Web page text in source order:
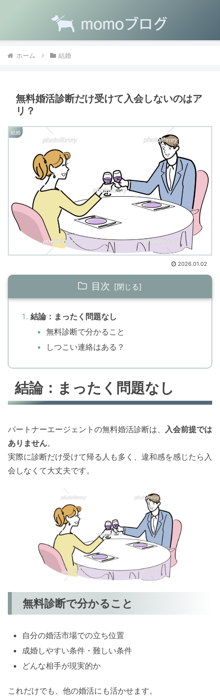
ホーム 結婚
無料婚活診断だけ受けて入会しないのはア
リ？
結婚
2026.01.02
目次
結論：まったく問題なし
無料診断で分かること
しつこい連絡はある？
結論：まったく問題なし
パートナーエージェントの無料婚活診断は、 入会前提では
ありません。
実際に診断だけ受けて帰る人も多く、違和感を感じたら入
会しなくて大丈夫です。
無料診断で分かること
自分の婚活市場での立ち位置
成婚しやすい条件・難しい条件
どんな相手が現実的か
これだけでも、他の婚活にも活かせます。